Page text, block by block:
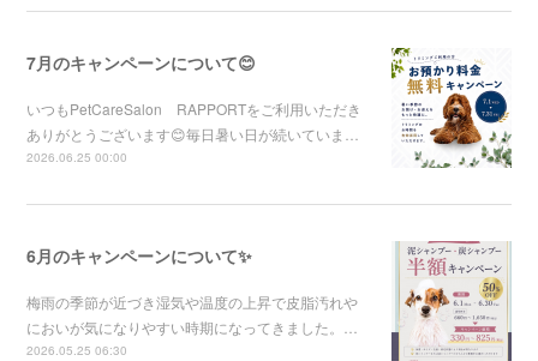
7月のキャンペーンについて😊
いつもPetCareSalon RAPPORTをご利用いただき
ありがとうございます😊毎日暑い日が続いていま…
2026.06.25 00:00
6月のキャンペーンについて✨
梅雨の季節が近づき湿気や温度の上昇で皮脂汚れや
においが気になりやすい時期になってきました。…
2026.05.25 06:30